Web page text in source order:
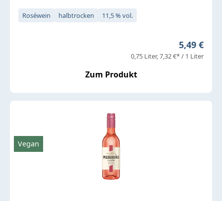
Roséwein halbtrocken 11,5 % vol.
Regulärer
5,49 €
0,75 Liter 7,32 €* / 1 Liter
Zum Produkt
Vegan